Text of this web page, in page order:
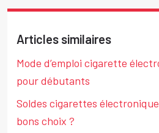
Articles similaires
Mode d’emploi cigarette
pour débutants
Soldes cigarettes
bons choix ?